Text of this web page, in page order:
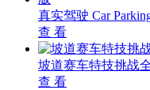
真实驾驶 Car
查 看
坡道赛车特技挑战
查 看